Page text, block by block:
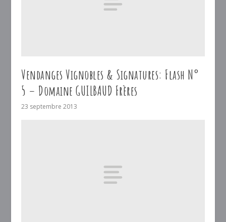
Vendanges Vignobles & Signatures: Flash N°
5 – Domaine GUILBAUD Frères
23 septembre 2013